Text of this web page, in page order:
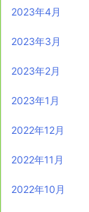
2023年4月
2023年3月
2023年2月
2023年1月
2022年12月
2022年11月
2022年10月